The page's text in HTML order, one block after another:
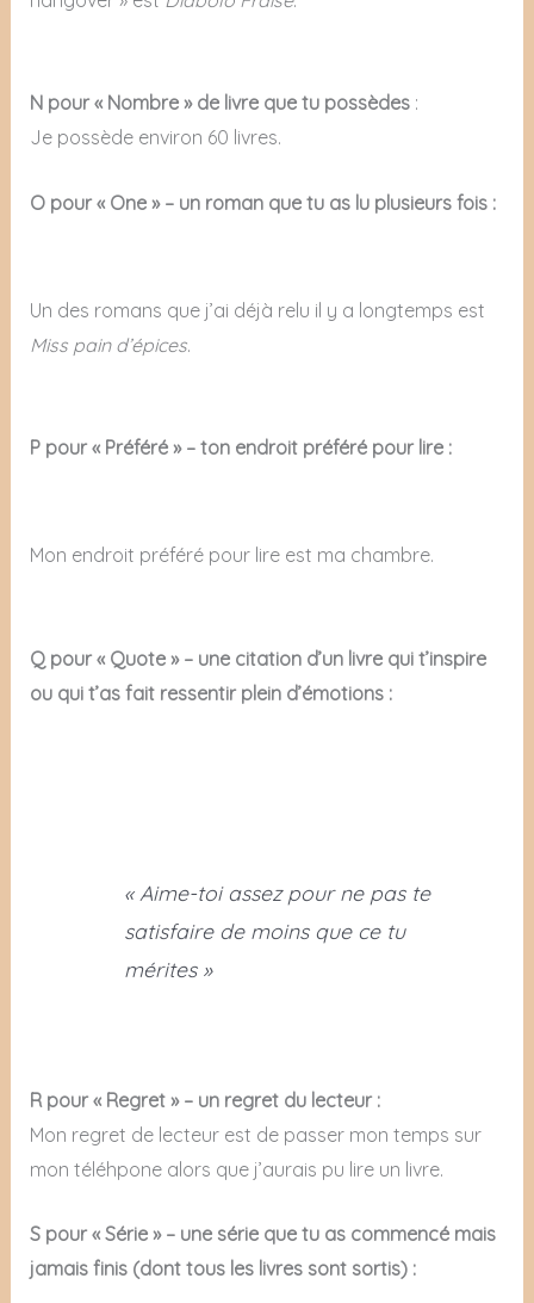
N pour « Nombre » de livre que tu possèdes:
Je possède environ 60 livres.
O pour « One » – un roman que tu as lu plusieurs fois :
Un des romans que j’ai déjà relu il y a longtemps est
Miss pain d’épices.
P pour « Préféré » – ton endroit préféré pour lire :
Mon endroit préféré pour lire est ma chambre.
Q pour « Quote » – une citation d’un livre qui t’inspire
ou qui t’as fait ressentir plein d’émotions :
« Aime-toi assez pour ne pas te
satisfaire de moins que ce tu
mérites »
R pour « Regret » – un regret du lecteur :
Mon regret de lecteur est de passer mon temps sur
mon téléhpone alors que j’aurais pu lire un livre.
S pour « Série » – une série que tu as commencé mais
jamais finis (dont tous les livres sont sortis) :